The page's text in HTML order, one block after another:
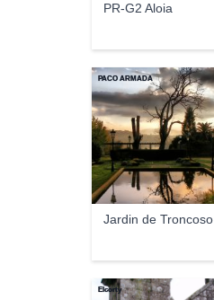
PR-G2 Aloia
Jardin de Troncoso
PACO ARMADA
Elcorty